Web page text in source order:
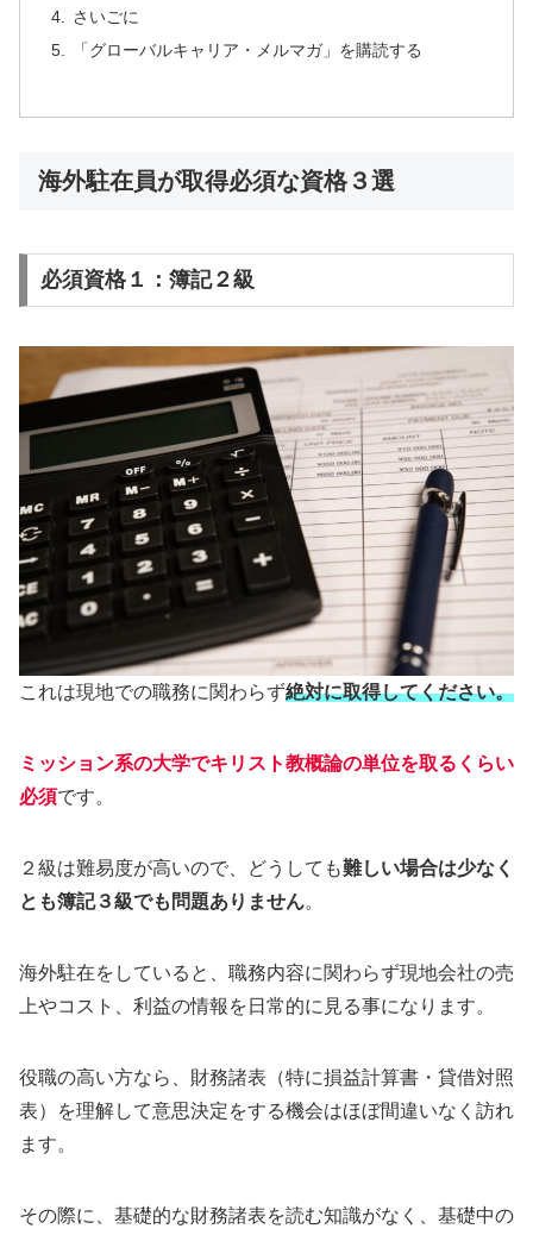
さいごに
「グローバルキャリア・メルマガ」を購読する
海外駐在員が取得必須な資格３選
必須資格１：簿記２級
これは現地での職務に関わらず絶対に取得してください。
ミッション系の大学でキリスト教概論の単位を取るくらい
必須です。
２級は難易度が高いので、どうしても難しい場合は少なく
とも簿記３級でも問題ありません。
海外駐在をしていると、職務内容に関わらず現地会社の売
上やコスト、利益の情報を日常的に見る事になります。
役職の高い方なら、財務諸表（特に損益計算書・貸借対照
表）を理解して意思決定をする機会はほぼ間違いなく訪れ
ます。
その際に、基礎的な財務諸表を読む知識がなく、基礎中の